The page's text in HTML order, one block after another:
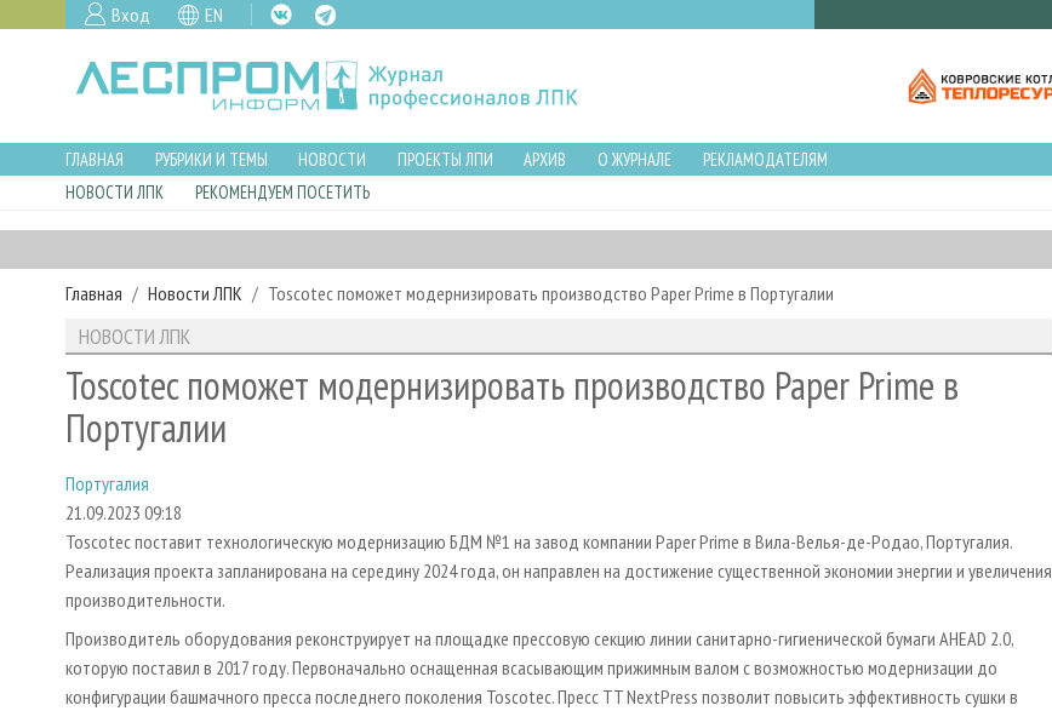
Вход EN
ГЛАВНАЯ РУБРИКИ И ТЕМЫ НОВОСТИ ПРОЕКТЫ ЛПИ АРХИВ О ЖУРНАЛЕ
РЕКЛАМОДАТЕЛЯМ
НОВОСТИ ЛПК
РЕКОМЕНДУЕМ ПОСЕТИТЬ
Главная Новости ЛПК Toscotec поможет модернизировать производство Paper Prime в Португалии
НОВОСТИ ЛПК
Toscotec поможет модернизировать производство Paper Prime в
Португалии
Португалия
21.09.2023 09:18
Toscotec поставит технологическую модернизацию БДМ №1 на завод компании Paper Prime в Вила-Велья-де-Родао, Португалия.
Реализация проекта запланирована на середину 2024 года, он направлен на достижение существенной экономии энергии и увеличения
производительности.
Производитель оборудования реконструирует на площадке прессовую секцию линии санитарно-гигиенической бумаги AHEAD 2.0,
которую поставил в 2017 году. Первоначально оснащенная всасывающим прижимным валом с возможностью модернизации до
конфигурации башмачного пресса последнего поколения Toscotec. Пресс TT NextPress позволит повысить эффективность сушки в